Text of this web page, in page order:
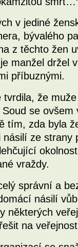
v jediné
bývalého
z těchto žen
manžel držel
příbuznými.
že
se
tím, zda byla
násilí ze strany
vraždy.
správní a
násilí
některých
na